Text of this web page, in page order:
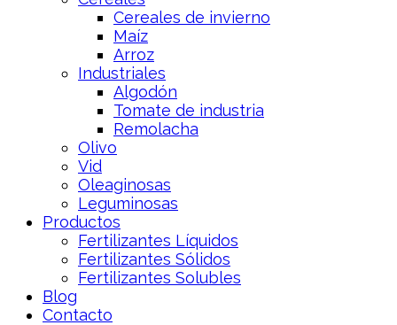
Cereales de invierno
Maíz
Arroz
Industriales
Algodón
Tomate de industria
Remolacha
Olivo
Vid
Oleaginosas
Leguminosas
Productos
Fertilizantes Líquidos
Fertilizantes Sólidos
Fertilizantes Solubles
Blog
Contacto